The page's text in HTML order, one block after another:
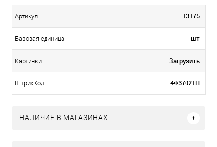
Артикул 13175
Базовая единица шт
Картинки Загрузить
ШтрихКод 4Ф37021П
НАЛИЧИЕ В МАГАЗИНАХ